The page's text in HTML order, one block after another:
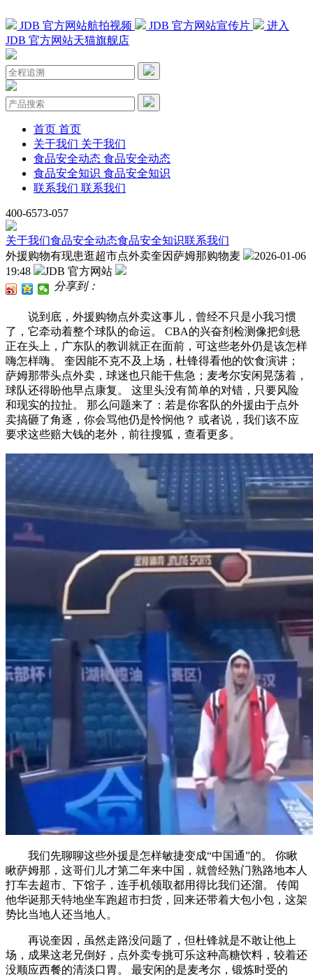
JDB 官方网站航拍视频 JDB 官方网站宣传片
进入
JDB 官方网站天猫旗舰店
首页 首页
关于我们 关于我们
食品安全动态 食品安全动态
食品安全知识 食品安全知识
联系我们 联系我们
400-6573-057
关于我们食品安全动态食品安全知识联系我们
外援购物有现患逛超市点外卖奎因萨姆那购物麦
2026-01-06
19:48
JDB 官方网站
分享到：
说到底，外援购物点外卖这事儿，曾经不只是小我习惯
了，它牵动着整个球队的命运。 CBA的兴奋剂检测像把剑悬
正在头上，广东队的教训就正在面前，可这些老外仍是该怎样
嗨怎样嗨。 奎因能不克不及上场，杜锋得看他的饮食演讲；
萨姆那带头点外卖，球迷也只能干焦急；麦考尔安闲晃荡着，
球队还得盼他早点康复。 这里头没有简单的对错，只要风险
和现实的拉扯。 那么问题来了：若是你客队的外援由于点外
卖搞砸了角逐，你会骂他仍是怜悯他？ 或者说，我们该不应
要求这些赔大钱的老外，前往搜狐，查看更多。
我们先聊聊这些外援是怎样敏捷变成“中国通”的。 你瞅
瞅萨姆那，这哥们儿才第二年来中国，就曾经熟门熟路地本人
打车去超市、下馆子，连手机领取都用得比我们还溜。 传闻
他华诞那天特地坐车跑超市扫货，回来还带着大包小包，这架
势比当地人还当地人。
再说奎因，虽然走路没问题了，但杜锋就是不敢让他上
场，成果这老兄倒好，点外卖专挑可乐这种高糖饮料，较着还
没顺应西餐的清淡口胃。 最安闲的是麦考尔，锻炼时受的